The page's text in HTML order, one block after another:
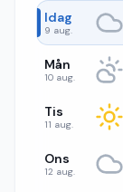
Idag
9 aug.
Mån
10 aug.
Tis
11 aug.
Ons
12 aug.